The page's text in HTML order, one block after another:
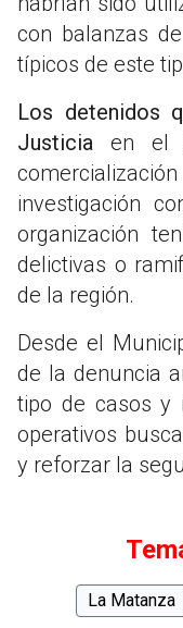
con balanzas
típicos de este
Los detenidos
Justicia en el
investigación
organización
delictivas o
de la región.
Desde el
de la denuncia
tipo de casos y
operativos
y reforzar la
La Matanza